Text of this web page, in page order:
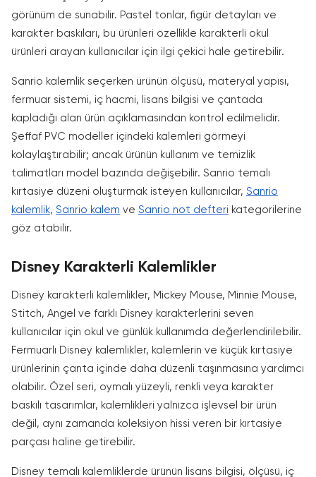
görünüm de sunabilir. Pastel tonlar, figür detayları ve
karakter baskıları, bu ürünleri özellikle karakterli okul
ürünleri arayan kullanıcılar için ilgi çekici hale getirebilir.
Sanrio kalemlik seçerken ürünün ölçüsü, materyal yapısı,
fermuar sistemi, iç hacmi, lisans bilgisi ve çantada
kapladığı alan ürün açıklamasından kontrol edilmelidir.
Şeffaf PVC modeller içindeki kalemleri görmeyi
kolaylaştırabilir; ancak ürünün kullanım ve temizlik
talimatları model bazında değişebilir. Sanrio temalı
kırtasiye düzeni oluşturmak isteyen kullanıcılar, Sanrio
kalemlik, Sanrio kalem ve Sanrio not defteri kategorilerine
göz atabilir.
Disney Karakterli Kalemlikler
Disney karakterli kalemlikler, Mickey Mouse, Minnie Mouse,
Stitch, Angel ve farklı Disney karakterlerini seven
kullanıcılar için okul ve günlük kullanımda değerlendirilebilir.
Fermuarlı Disney kalemlikler, kalemlerin ve küçük kırtasiye
ürünlerinin çanta içinde daha düzenli taşınmasına yardımcı
olabilir. Özel seri, oymalı yüzeyli, renkli veya karakter
baskılı tasarımlar, kalemlikleri yalnızca işlevsel bir ürün
değil, aynı zamanda koleksiyon hissi veren bir kırtasiye
parçası haline getirebilir.
Disney temalı kalemliklerde ürünün lisans bilgisi, ölçüsü, iç